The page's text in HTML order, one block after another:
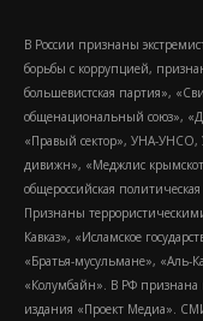
В России признаны
борьбы с коррупцией,
большевистская партия»,
общенациональный союз»,
«Правый сектор», УНА-
дивижн», «Меджлис
общероссийская
Признаны
Кавказ», «Исламское
«Братья-мусульмане», «Аль-
«Колумбайн». В РФ признана
издания «Проект Медиа».